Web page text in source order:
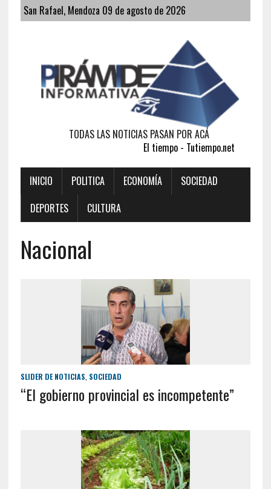
San Rafael, Mendoza 09 de agosto de 2026
TODAS LAS NOTICIAS PASAN POR ACÁ
El tiempo - Tutiempo.net
INICIO POLITICA ECONOMÍA
SOCIEDAD
DEPORTES
CULTURA
Nacional
SLIDER DE NOTICIAS SOCIEDAD
“El gobierno provincial es incompetente”